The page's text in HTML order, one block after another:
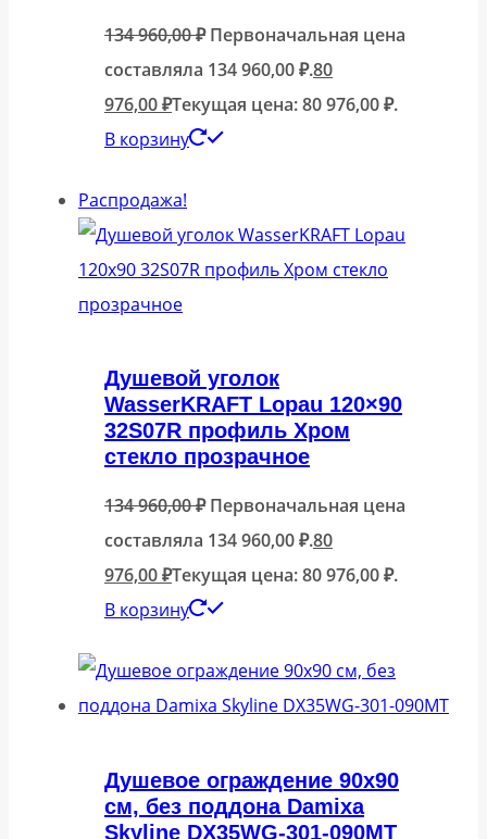
134 960,00₽ Первоначальная цена
составляла 134 960,00 ₽.80
976,00₽Текущая цена: 80 976,00 ₽.
В корзину
Распродажа!
Душевой уголок
WasserKRAFT Lopau 120×90
32S07R профиль Хром
стекло прозрачное
134 960,00₽ Первоначальная цена
составляла 134 960,00 ₽.80
976,00₽Текущая цена: 80 976,00 ₽.
В корзину
Душевое ограждение 90х90
см, без поддона Damixa
Skyline DX35WG-301-090MT